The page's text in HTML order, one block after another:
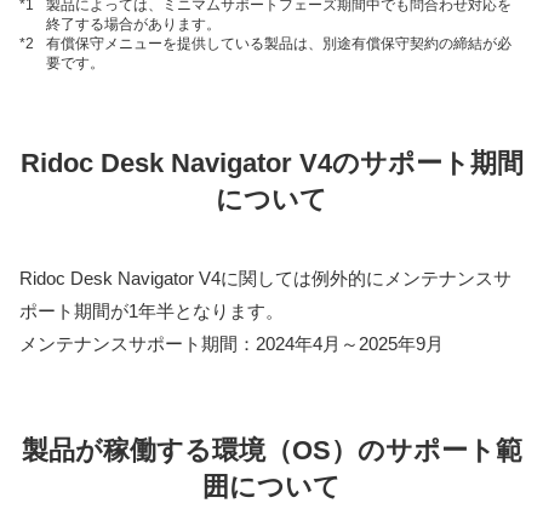
*1
製品によっては、ミニマムサポートフェーズ期間中でも問合わせ対応を
終了する場合があります。
*2
有償保守メニューを提供している製品は、別途有償保守契約の締結が必
要です。
Ridoc Desk Navigator V4のサポート期間
について
Ridoc Desk Navigator V4に関しては例外的にメンテナンスサ
ポート期間が1年半となります。
メンテナンスサポート期間：2024年4月～2025年9月
製品が稼働する環境（OS）のサポート範
囲について